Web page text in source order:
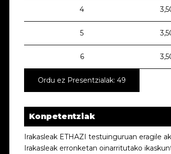
4
5
6
Ordu ez Presentzialak: 49
Konpetentziak
Irakasleak ETHAZI testuinguruan eragile
Irakasleak erronketan oinarritutako